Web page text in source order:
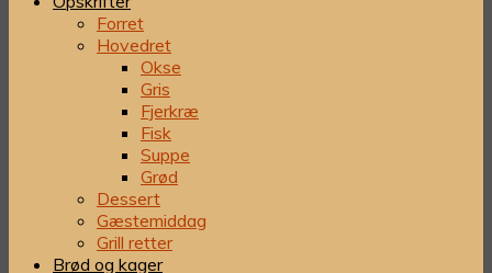
Forret
Hovedret
Okse
Gris
Fjerkræ
Fisk
Suppe
Grød
Dessert
Gæstemiddag
Grill retter
Brød og kager